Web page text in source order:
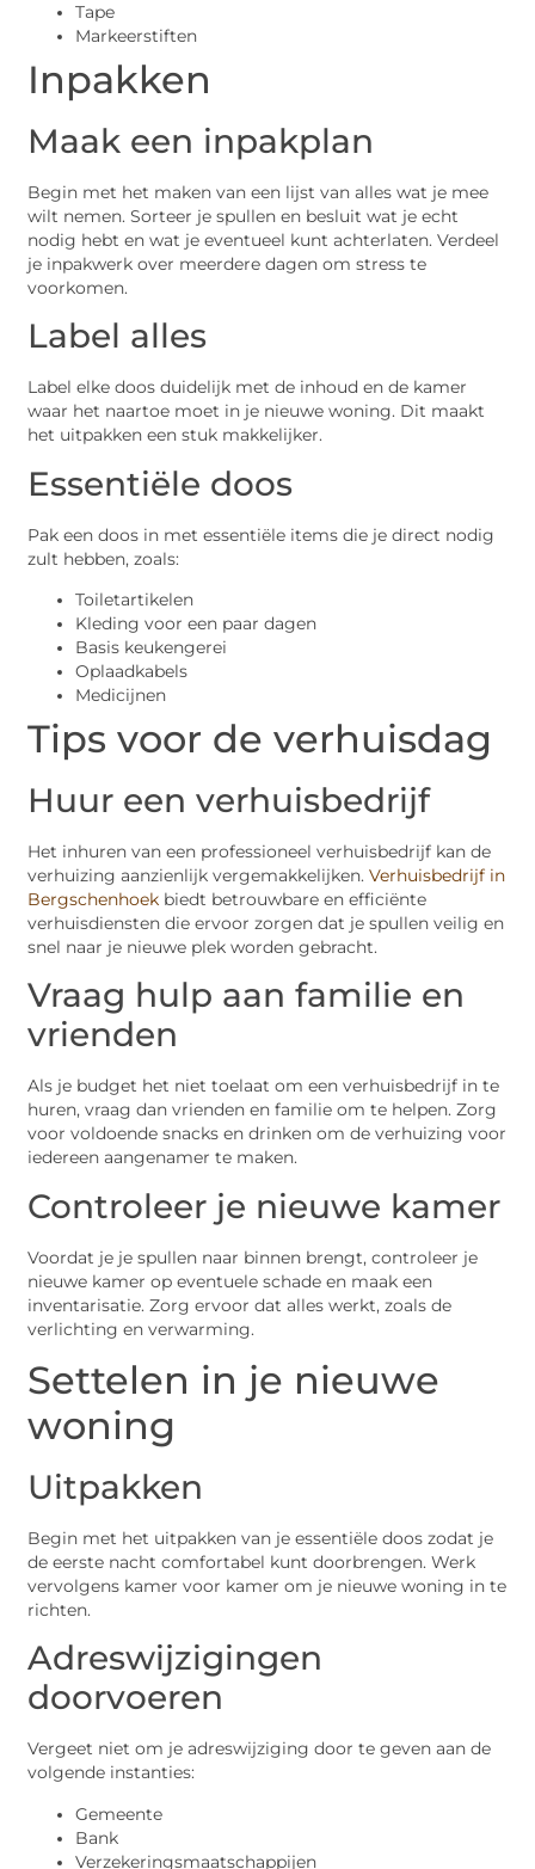
Tape
Markeerstiften
Inpakken
Maak een inpakplan
Begin met het maken van een lijst van alles wat je mee
wilt nemen. Sorteer je spullen en besluit wat je echt
nodig hebt en wat je eventueel kunt achterlaten. Verdeel
je inpakwerk over meerdere dagen om stress te
voorkomen.
Label alles
Label elke doos duidelijk met de inhoud en de kamer
waar het naartoe moet in je nieuwe woning. Dit maakt
het uitpakken een stuk makkelijker.
Essentiële doos
Pak een doos in met essentiële items die je direct nodig
zult hebben, zoals:
Toiletartikelen
Kleding voor een paar dagen
Basis keukengerei
Oplaadkabels
Medicijnen
Tips voor de verhuisdag
Huur een verhuisbedrijf
Het inhuren van een professioneel verhuisbedrijf kan de
verhuizing aanzienlijk vergemakkelijken. Verhuisbedrijf in
Bergschenhoek biedt betrouwbare en efficiënte
verhuisdiensten die ervoor zorgen dat je spullen veilig en
snel naar je nieuwe plek worden gebracht.
Vraag hulp aan familie en
vrienden
Als je budget het niet toelaat om een verhuisbedrijf in te
huren, vraag dan vrienden en familie om te helpen. Zorg
voor voldoende snacks en drinken om de verhuizing voor
iedereen aangenamer te maken.
Controleer je nieuwe kamer
Voordat je je spullen naar binnen brengt, controleer je
nieuwe kamer op eventuele schade en maak een
inventarisatie. Zorg ervoor dat alles werkt, zoals de
verlichting en verwarming.
Settelen in je nieuwe
woning
Uitpakken
Begin met het uitpakken van je essentiële doos zodat je
de eerste nacht comfortabel kunt doorbrengen. Werk
vervolgens kamer voor kamer om je nieuwe woning in te
richten.
Adreswijzigingen
doorvoeren
Vergeet niet om je adreswijziging door te geven aan de
volgende instanties:
Gemeente
Bank
Verzekeringsmaatschappijen